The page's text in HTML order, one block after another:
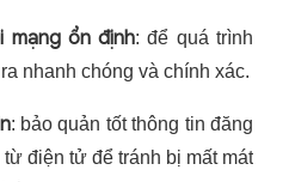
mạng ổn định: để quá trình
nhanh chóng và chính xác.
: bảo quản tốt thông tin đăng
điện tử để tránh bị mất mát